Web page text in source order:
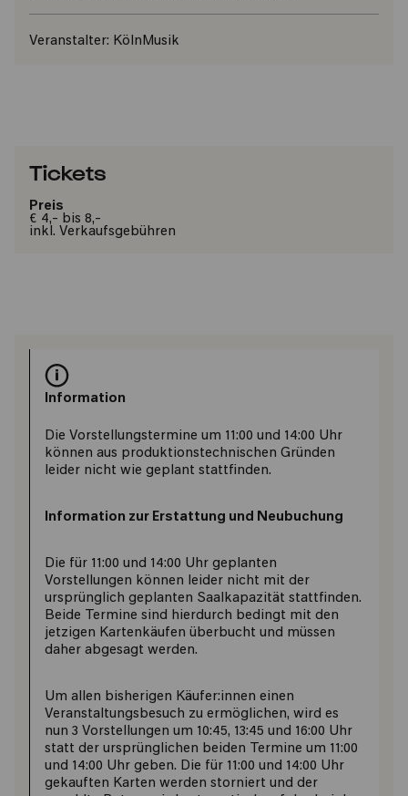
Veranstalter: KölnMusik
Tickets
Preis
€ 4,- bis 8,-
inkl. Verkaufsgebühren
Information
Die Vorstellungstermine um 11:00 und 14:00 Uhr
können aus produktionstechnischen Gründen
leider nicht wie geplant stattfinden.
Information zur Erstattung und Neubuchung
Die für 11:00 und 14:00 Uhr geplanten
Vorstellungen können leider nicht mit der
ursprünglich geplanten Saalkapazität stattfinden.
Beide Termine sind hierdurch bedingt mit den
jetzigen Kartenkäufen überbucht und müssen
daher abgesagt werden.
Um allen bisherigen Käufer:innen einen
Veranstaltungsbesuch zu ermöglichen, wird es
nun 3 Vorstellungen um 10:45, 13:45 und 16:00 Uhr
statt der ursprünglichen beiden Termine um 11:00
und 14:00 Uhr geben. Die für 11:00 und 14:00 Uhr
gekauften Karten werden storniert und der